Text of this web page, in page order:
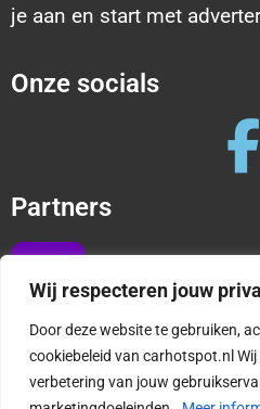
Wij respecteren jouw
Door deze website te gebruiken,
cookiebeleid van carhotspot.nl
verbetering van jouw
je aan en start met
Onze socials
Partners
Copyright © 2025